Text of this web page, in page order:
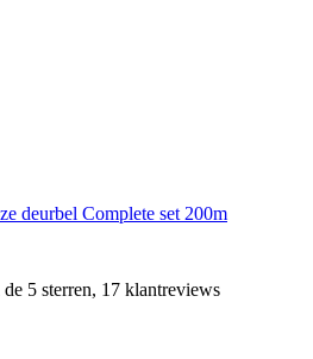
deurbel Complete set 200m
5 sterren, 17 klantreviews